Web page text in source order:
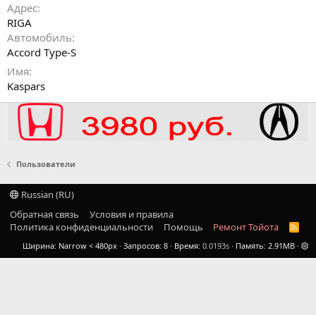
Адрес
RIGA
Автомобиль
Accord Type-S
Имя
Kaspars
Пользователи
Russian (RU)
Обратная связь
Условия и правила
Политика конфиденциальности
Помощь Ремонт Тойота
R
S
S
Ширина Запросов 8 Время 0.0193s Память 2.91MB